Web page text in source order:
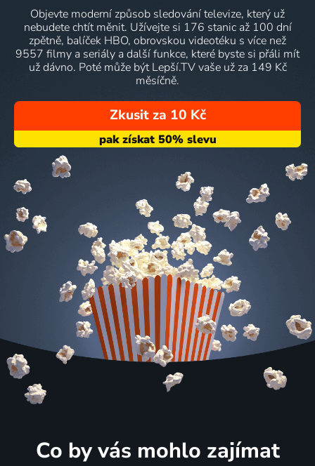
Objevte moderní způsob sledování televize, který už
nebudete chtít měnit. Užívejte si 176 stanic až 100 dní
zpětně, balíček HBO, obrovskou videotéku s více než
9557 filmy a seriály a další funkce, které byste si přáli mít
už dávno. Poté může být Lepší.TV vaše už za 149 Kč
měsíčně.
Zkusit za 10 Kč
Co by vás mohlo zajímat